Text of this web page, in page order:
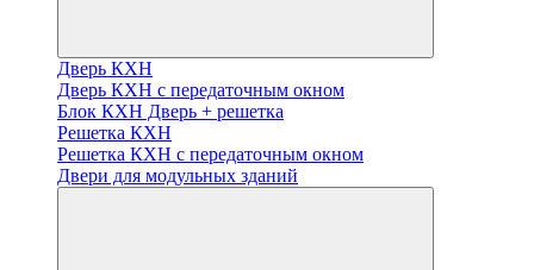
Дверь КХН
Дверь КХН с передаточным окном
Блок КХН Дверь + решетка
Решетка КХН
Решетка КХН с передаточным окном
Двери для модульных зданий